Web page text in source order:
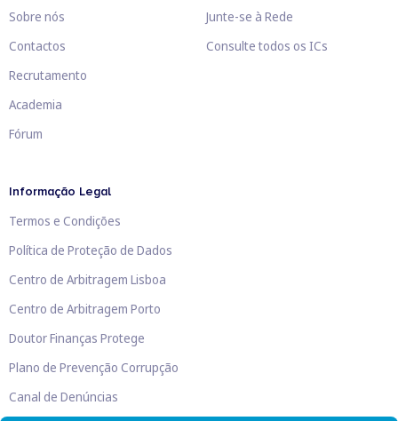
Sobre nós
Contactos
Recrutamento
Academia
Fórum
Junte-se à Rede
Consulte todos os ICs
Informação Legal
Termos e Condições
Política de Proteção de Dados
Centro de Arbitragem Lisboa
Centro de Arbitragem Porto
Doutor Finanças Protege
Plano de Prevenção Corrupção
Canal de Denúncias